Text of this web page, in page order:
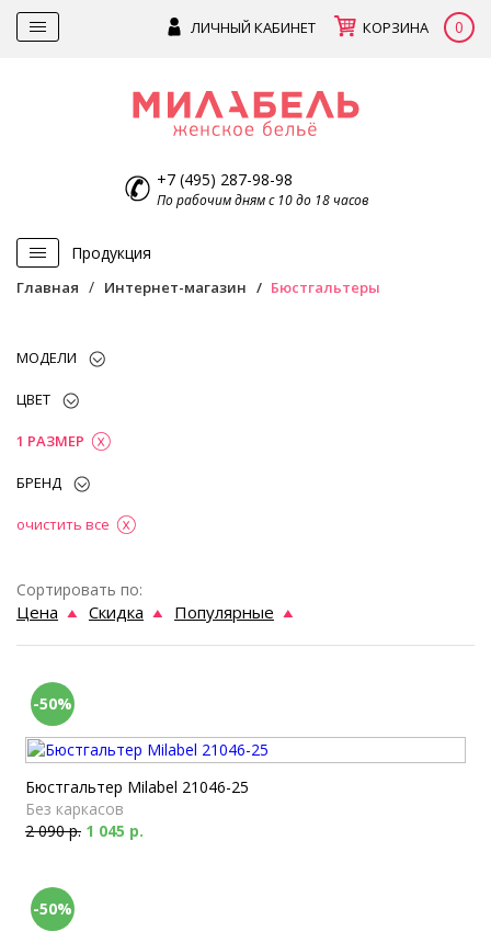
ЛИЧНЫЙ КАБИНЕТ КОРЗИНА 0
+7 (495) 287-98-98
По рабочим дням с 10 до 18 часов
Продукция
Главная Интернет-магазин Бюстгальтеры
МОДЕЛИ
ЦВЕТ
1 РАЗМЕР
БРЕНД
очистить все
Сортировать по:
Цена Скидка Популярные
-50%
Бюстгальтер Milabel 21046-25
Без каркасов
2 090 р. 1 045 р.
-50%